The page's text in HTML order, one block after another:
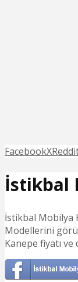
FacebookX
İstikbal
İstikbal Mobilya
Modellerini
Kanepe fiyatı